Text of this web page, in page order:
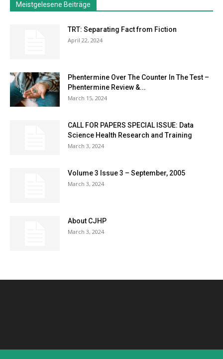
Meistgelesene Beiträge
TRT: Separating Fact from Fiction
April 22, 2024
Phentermine Over The Counter In The Test –
Phentermine Review &...
March 15, 2024
CALL FOR PAPERS SPECIAL ISSUE: Data
Science Health Research and Training
March 3, 2024
Volume 3 Issue 3 – September, 2005
March 3, 2024
About CJHP
March 3, 2024